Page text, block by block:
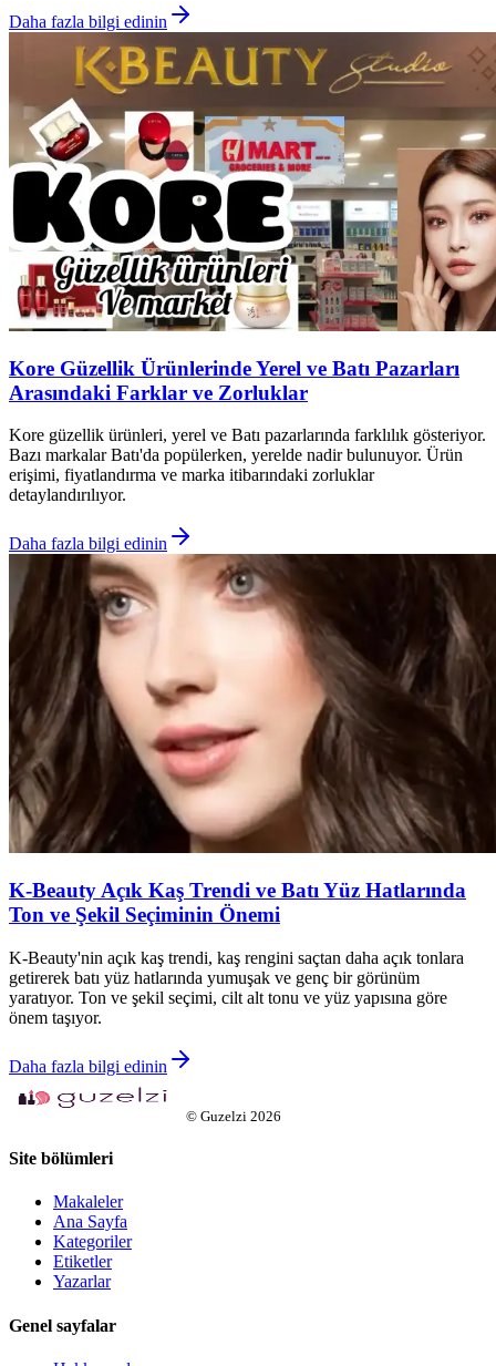
Daha fazla bilgi edinin
Kore Güzellik Ürünlerinde Yerel ve Batı Pazarları
Arasındaki Farklar ve Zorluklar
Kore güzellik ürünleri, yerel ve Batı pazarlarında farklılık gösteriyor.
Bazı markalar Batı'da popülerken, yerelde nadir bulunuyor. Ürün
erişimi, fiyatlandırma ve marka itibarındaki zorluklar
detaylandırılıyor.
Daha fazla bilgi edinin
K-Beauty Açık Kaş Trendi ve Batı Yüz Hatlarında
Ton ve Şekil Seçiminin Önemi
K-Beauty'nin açık kaş trendi, kaş rengini saçtan daha açık tonlara
getirerek batı yüz hatlarında yumuşak ve genç bir görünüm
yaratıyor. Ton ve şekil seçimi, cilt alt tonu ve yüz yapısına göre
önem taşıyor.
Daha fazla bilgi edinin
© Guzelzi 2026
Site bölümleri
Makaleler
Ana Sayfa
Kategoriler
Etiketler
Yazarlar
Genel sayfalar